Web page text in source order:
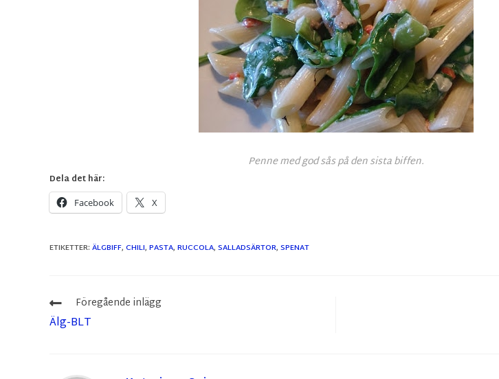
Penne med god sås på den sista biffen.
Dela det här:
Facebook X
ETIKETTER: ÄLGBIFF, CHILI, PASTA, RUCCOLA, SALLADSÄRTOR, SPENAT
Föregående inlägg
Älg-BLT